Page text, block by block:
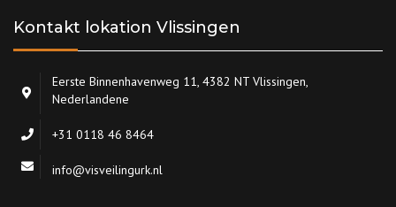
Kontakt lokation Vlissingen
Eerste Binnenhavenweg 11, 4382 NT Vlissingen,
Nederlandene
+31 0118 46 8464
info@visveilingurk.nl